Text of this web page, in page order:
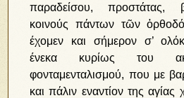
παραδείσου, προστάτας,
κοινούς πάντων τῶν
έχομεν και σήμερον σ’
ένεκα κυρίως του
φονταμενταλισμού, που με
και πάλιν εναντίον της αγίας